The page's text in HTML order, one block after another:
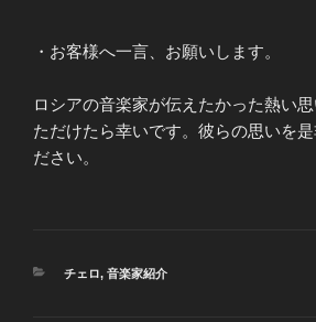
・お客様へ一言、お願いします。
ロシアの音楽家が伝えたかった熱い
ただけたら幸いです。彼らの思いを
ださい。
カ
チェロ, 音楽家紹介